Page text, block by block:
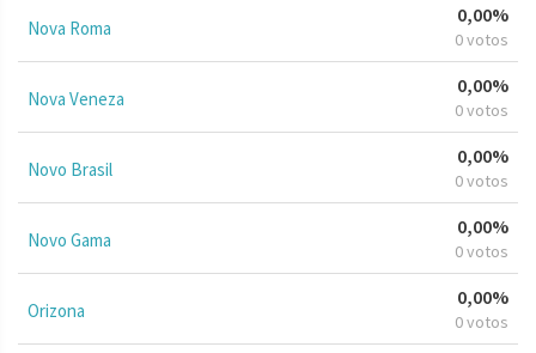
Nova Roma
0,00%
0 votos
Nova Veneza
0,00%
0 votos
Novo Brasil
0,00%
0 votos
Novo Gama
0,00%
0 votos
Orizona
0,00%
0 votos